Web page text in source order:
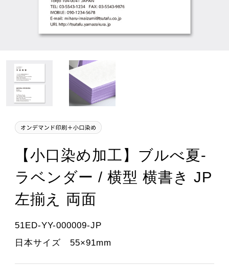
【小口染め加工】ブルべ夏-
ラベンダー / 横型 横書き JP
左揃え 両面
51ED-YY-000009-JP
日本サイズ 55×91mm